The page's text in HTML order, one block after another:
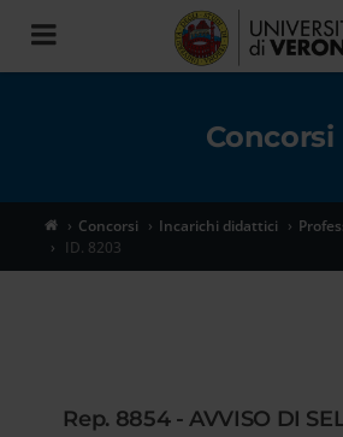
Toggle
navigation
Concorsi
Concorsi Incarichi didattici
ID. 8203
Rep. 8854 - AVVISO DI